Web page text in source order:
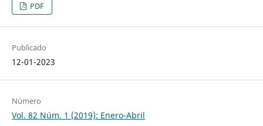
PDF
Publicado
12-01-2023
Número
Vol. 82 Núm. 1 (2019): Enero-Abril